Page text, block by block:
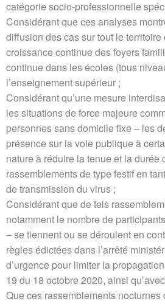
catégorie socio-professionnelle
Considérant que ces analyses
diffusion des cas sur tout le
croissance continue des foyers
continue dans les écoles (tous
l’enseignement supérieur ;
Considérant qu’une mesure
les situations de force majeure
personnes sans domicile fixe – les
présence sur la voie publique à
nature à réduire la tenue et la durée
rassemblements de type festif en
de transmission du virus ;
Considérant que de tels
notamment le nombre de
– se tiennent ou se déroulent en
règles édictées dans l’arrêté
d’urgence pour limiter la
19 du 18 octobre 2020, ainsi
Que ces rassemblements